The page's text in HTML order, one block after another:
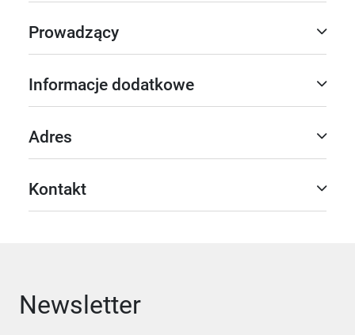
Prowadzący
Informacje dodatkowe
Adres
Kontakt
Newsletter